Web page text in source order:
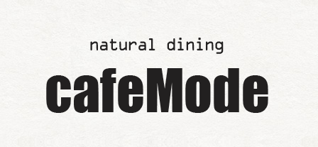
レストランウエディング「カ
フェモード～cafeMode～」か
らのお知らせ